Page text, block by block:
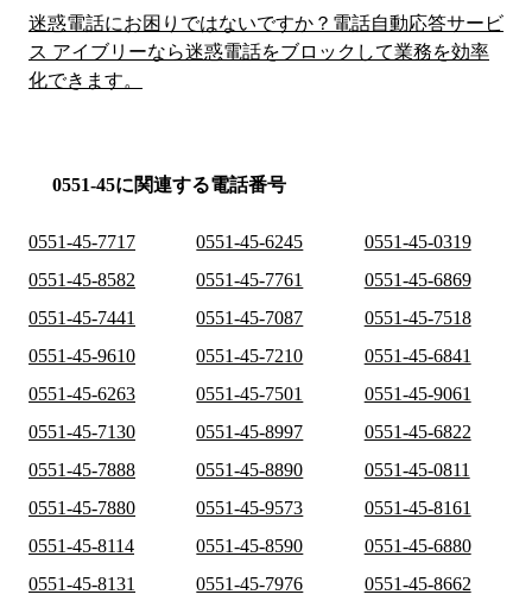
迷惑電話にお困りではないですか？電話自動応答サービ
ス アイブリーなら迷惑電話をブロックして業務を効率
化できます。
0551-45に関連する電話番号
0551-45-7717 0551-45-6245
0551-45-0319
0551-45-8582
0551-45-7761
0551-45-6869
0551-45-7441
0551-45-7087
0551-45-7518
0551-45-9610
0551-45-7210
0551-45-6841
0551-45-6263
0551-45-7501
0551-45-9061
0551-45-7130
0551-45-8997
0551-45-6822
0551-45-7888
0551-45-8890
0551-45-0811
0551-45-7880
0551-45-9573
0551-45-8161
0551-45-8114
0551-45-8590
0551-45-6880
0551-45-8131
0551-45-7976
0551-45-8662